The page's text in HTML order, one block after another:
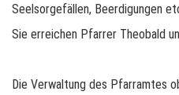
Seelsorgefällen, Beerdigungen
Sie erreichen Pfarrer Theobald
Die Verwaltung des Pfarramtes